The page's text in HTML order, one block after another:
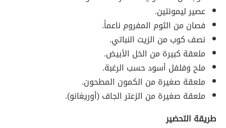
عصير ليمونتين.
فصان من الثوم المفروم ناعماً.
نصف كوب من الزيت النباتي.
ملعقة كبيرة من الخل الأبيض.
ملح وفلفل أسود حسب الرغبة.
ملعقة صغيرة من الكمون المطحون.
ملعقة صغيرة من الزعتر الجاف (أوريغانو).
طريقة التحضير